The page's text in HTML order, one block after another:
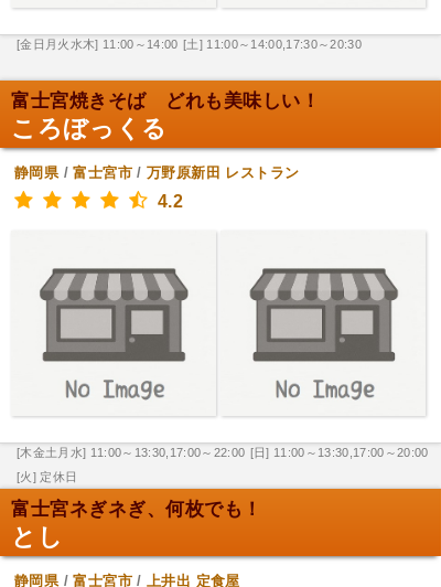
[金日月火水木] 11:00～14:00 [土] 11:00～14:00,17:30～20:30
富士宮焼きそば どれも美味しい！
ころぼっくる
静岡県/富士宮市/万野原新田 レストラン
4.2
[木金土月水] 11:00～13:30,17:00～22:00 [日] 11:00～13:30,17:00～20:00
[火] 定休日
富士宮ネぎネぎ、何枚でも！
とし
静岡県/富士宮市/上井出 定食屋